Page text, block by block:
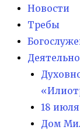
Новости
Требы
18 июля
Дом